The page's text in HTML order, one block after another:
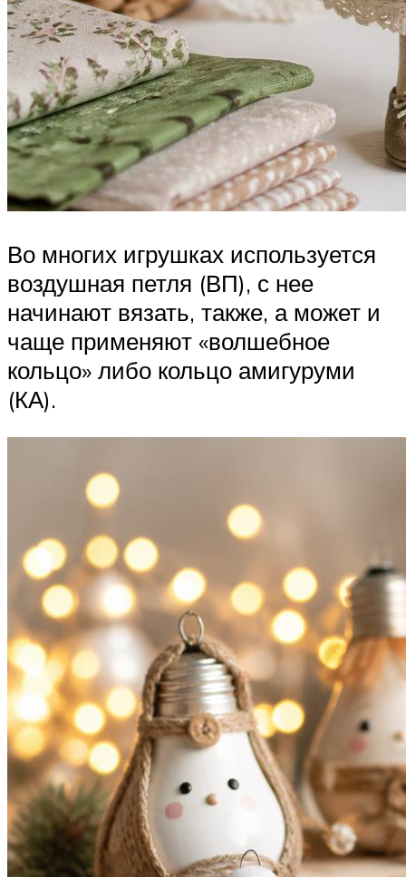
Во многих игрушках используется
воздушная петля (ВП), с нее
начинают вязать, также, а может и
чаще применяют «волшебное
кольцо» либо кольцо амигуруми
(КА).